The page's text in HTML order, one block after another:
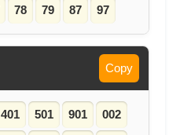
78 79 87 97
Copy
401 501 901 002